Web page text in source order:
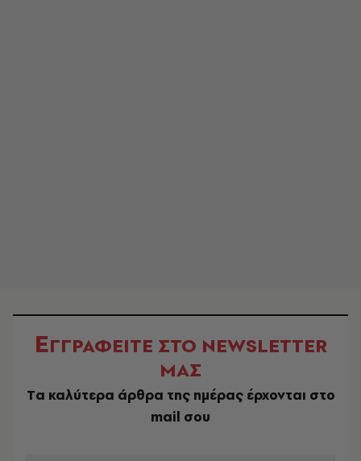
ΕΓΓΡΑΦΕΙΤΕ ΣΤΟ NEWSLETTER
ΜΑΣ
Tα καλύτερα άρθρα της ημέρας έρχονται στο
mail σου